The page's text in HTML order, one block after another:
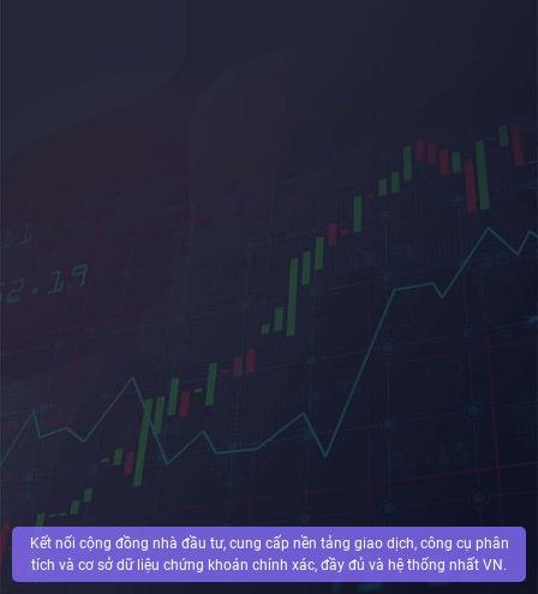
Kết nối cộng đồng nhà đầu tư, cung cấp nền tảng giao dịch, công cụ phân
tích và cơ sở dữ liệu chứng khoán chính xác, đầy đủ và hệ thống nhất VN.